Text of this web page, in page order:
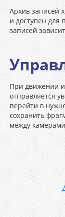
Архив записей
и доступен для
записей
При движении
отправляется
перейти в
сохранить
между